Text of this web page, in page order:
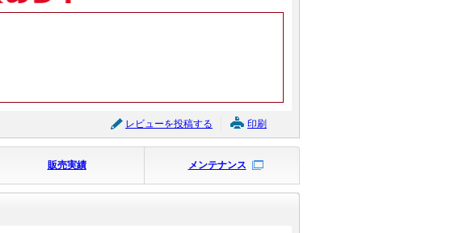
レビューを投稿する 印刷
販売実績 メンテナンス